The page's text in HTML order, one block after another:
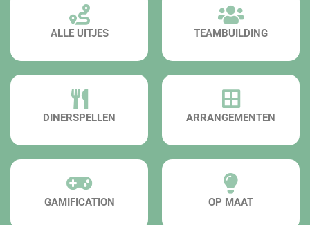
ALLE UITJES TEAMBUILDING
DINERSPELLEN ARRANGEMENTEN
GAMIFICATION OP MAAT